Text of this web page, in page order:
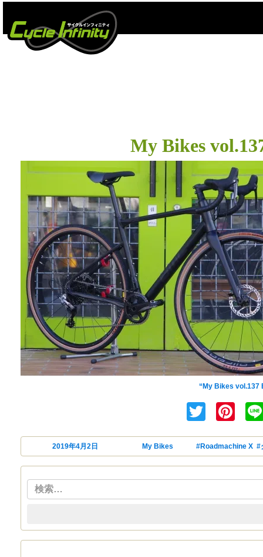
My Bikes
“My Bikes vol.137
2019年4月2日 My Bikes #Roadmachine X, #